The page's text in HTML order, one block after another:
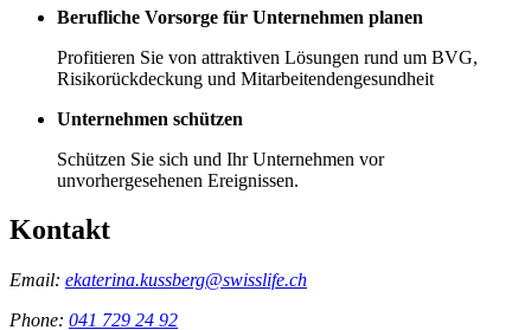
Berufliche Vorsorge für Unternehmen planen
Profitieren Sie von attraktiven Lösungen rund um BVG,
Risikorückdeckung und Mitarbeitendengesundheit
Unternehmen schützen
Schützen Sie sich und Ihr Unternehmen vor
unvorhergesehenen Ereignissen.
Kontakt
Email: ekaterina.kussberg@swisslife.ch
Phone: 041 729 24 92